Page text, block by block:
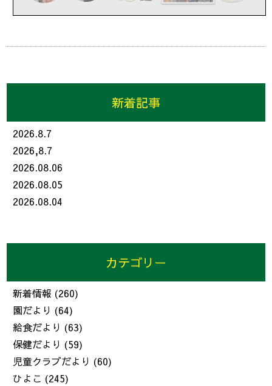
新着記事
2026.8.7
2026,8.7
2026.08.06
2026.08.05
2026.08.04
カテゴリー
新着情報 (260)
園だより (64)
給食だより (63)
保健だより (59)
児童クラブだより (60)
ひよこ (245)